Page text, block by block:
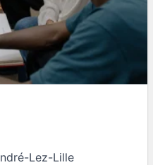
Lez-Lille